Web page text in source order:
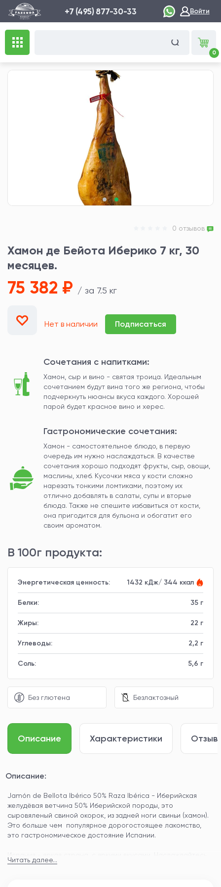
+7 (495) 877-30-33 Войти
0
0 отзывов
Хамон де Бейота Иберико 7 кг, 30
месяцев.
75 382 ₽ / за 7.5 кг
Нет в наличии Подписаться
Сочетания с напитками:
Хамон, сыр и вино - святая троица. Идеальным
сочетанием будут вина того же региона, чтобы
подчеркнуть нюансы вкуса каждого. Хорошей
парой будет красное вино и херес.
Гастрономические сочетания:
Хамон - самостоятельное блюдо, в первую
очередь им нужно наслаждаться. В качестве
сочетания хорошо подходят фрукты, сыр, овощи,
маслины, хлеб. Кусочки мяса у кости сложно
нарезать тонкими ломтиками, поэтому их
отлично добавлять в салаты, супы и вторые
блюда. Также не спешите избавиться от кости,
она пригодится для бульона и обогатит его
своим ароматом.
В 100г продукта:
Энергетическая ценность: 1432 кДж/ 344 ккал
Белки: 35 г
Жиры: 22 г
Углеводы: 2,2 г
Соль: 5,6 г
Без глютена Безлактозный
Описание Характеристики
Описание:
Jamón de Bellota Ibérico 50% Raza Ibérica - Иберийская
желудёвая ветчина 50% Иберийской породы, это
сыровяленый свиной окорок, из задней ноги свиньи (хамон).
Это больше чем популярное дорогостоящее лакомство,
это гастрономическое достояние Испании.
приятным и нежным вкусом Гран Иберико, который
Читать далее...